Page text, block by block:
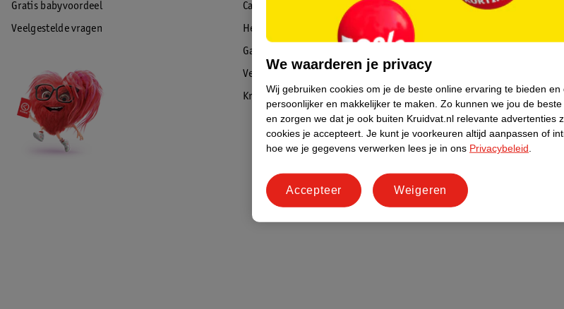
Gratis babyvoordeel
Veelgestelde vragen
Cadeaukaart saldo
Herroepen & retourneren
Garantie
Veiligheidswaarschuwingen
Kruidvat Advies
Bedrijfsgegevens
Werken bij
Informatiepagina's
Keurmerk Zelfzorg
We waarderen je privacy
Wij gebruiken cookies om je de beste online ervaring te bieden en
persoonlijker en makkelijker te maken. Zo kunnen we jou de
en zorgen we dat je ook buiten Kruidvat.nl relevante advertenties
cookies je accepteert. Je kunt je voorkeuren altijd aanpassen of
hoe we je gegevens verwerken lees je in ons Privacybeleid
Weigeren
Accepteer